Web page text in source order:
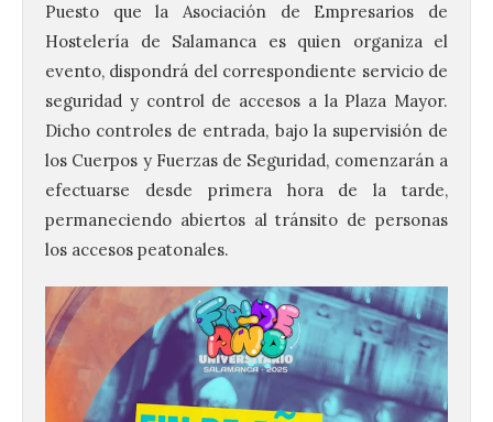
Puesto que la Asociación de Empresarios de
Hostelería de Salamanca es quien organiza el
evento, dispondrá del correspondiente servicio de
seguridad y control de accesos a la Plaza Mayor.
Dicho controles de entrada, bajo la supervisión de
los Cuerpos y Fuerzas de Seguridad, comenzarán a
efectuarse desde primera hora de la tarde,
permaneciendo abiertos al tránsito de personas
los accesos peatonales.